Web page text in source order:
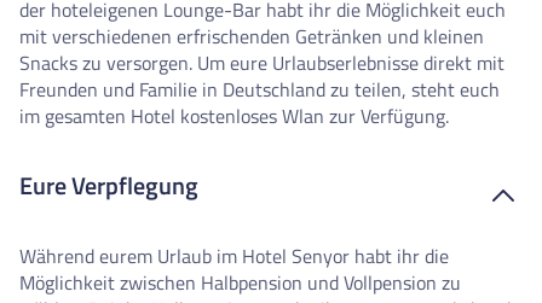
der hoteleigenen Lounge-Bar habt ihr die Möglichkeit euch
mit verschiedenen erfrischenden Getränken und kleinen
Snacks zu versorgen. Um eure Urlaubserlebnisse direkt mit
Freunden und Familie in Deutschland zu teilen, steht euch
im gesamten Hotel kostenloses Wlan zur Verfügung.
Eure Verpflegung
Während eurem Urlaub im Hotel Senyor habt ihr die
Möglichkeit zwischen Halbpension und Vollpension zu